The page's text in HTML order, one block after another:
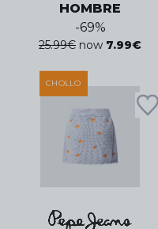
HOMBRE
-69%
25.99€ now 7.99€
CHOLLO